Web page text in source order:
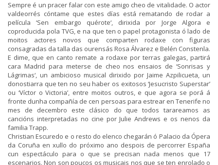
Sempre é un pracer falar con este amigo cheo de vitalidade. O actor
valdeorrés cóntame que estes días está rematando de rodar a
película ‘Sen embargo quérote‘, dirixida por Jorge Algora e
coproducida pola TVG, e na que ten o papel protagonista ó lado de
moitos actores novos que comparten rodaxe con figuras
consagradas da talla das ourensás Rosa Álvarez e Belén Constenla.
E dime, que en canto remate a rodaxe por terras galegas, partirá
cara Madrid para meterse de cheo nos ensaios de ‘Sonrisas y
Lágrimas‘, un ambicioso musical dirixido por Jaime Azpilicueta, un
donostiarra que ten no seu haber os exitosos ‘Jesucristo Superstar’
ou ‘Víctor o Victoria’, entre moitos outros, e que agora se porá á
fronte dunha compañía de cen persoas para estrear en Tenerife no
mes de decembro este clásico do que todos tarareamos as
cancións interpretadas no cine por Julie Andrews e os nenos da
familia Trapp.
Christian Escuredo e o resto do elenco chegarán ó Palacio da Ópera
da Coruña en xullo do próximo ano despois de percorrer España
cun espectáculo para o que se precisan nada menos que 17
escenarios. Non son poucos os musicais nos que se ten enrolado o